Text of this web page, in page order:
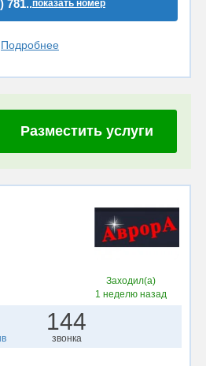
781..показать номер
Подробнее
Разместить услуги
Заходил(а)
1 неделю назад
144
звонка